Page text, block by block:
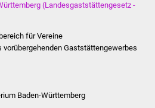
Kirchen
Jugendhaus
(Landesgaststättengesetz -
für Vereine
vorübergehenden Gaststättengewerbes
Baden-Württemberg